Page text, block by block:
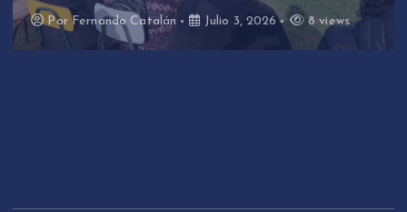
Por Fernando Catalán Julio 3, 2026 8 views